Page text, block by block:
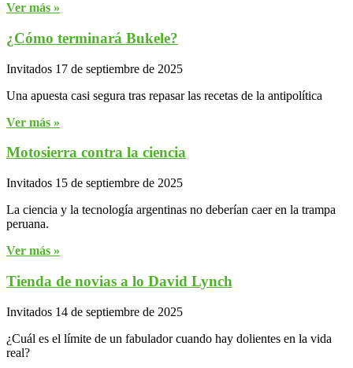
Ver más »
¿Cómo terminará Bukele?
Invitados 17 de septiembre de 2025
Una apuesta casi segura tras repasar las recetas de la antipolítica
Ver más »
Motosierra contra la ciencia
Invitados 15 de septiembre de 2025
La ciencia y la tecnología argentinas no deberían caer en la trampa
peruana.
Ver más »
Tienda de novias a lo David Lynch
Invitados 14 de septiembre de 2025
¿Cuál es el límite de un fabulador cuando hay dolientes en la vida
real?